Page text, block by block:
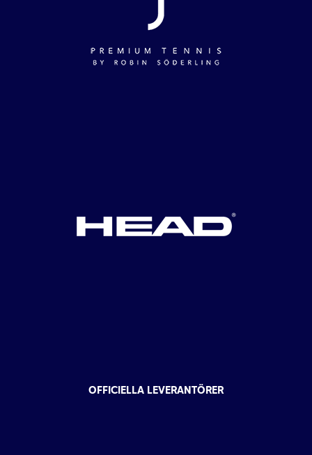
OFFICIELLA LEVERANTÖRER